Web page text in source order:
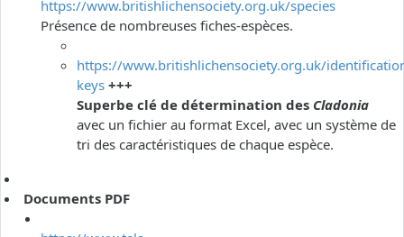
https://www.britishlichensociety.org.uk/species
Présence de nombreuses fiches-espèces.
https://www.britishlichensociety.org.uk/
keys +++
Superbe clé de détermination des Cladonia
avec un fichier au format Excel, avec un système de
tri des caractéristiques de chaque espèce.
Documents PDF